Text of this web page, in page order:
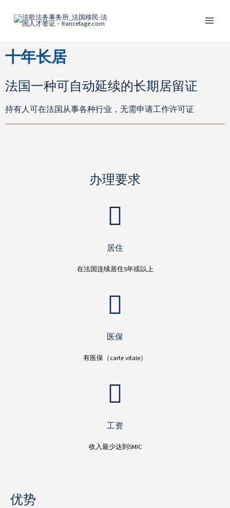
Menu
十年长居
法国一种可自动延续的长期居留证
持有人可在法国从事各种行业，无需申请工作许可证
办理要求
居住
在法国连续居住5年或以上
医保
有医保（carte vitale）
工资
收入最少达到SMIC
优势